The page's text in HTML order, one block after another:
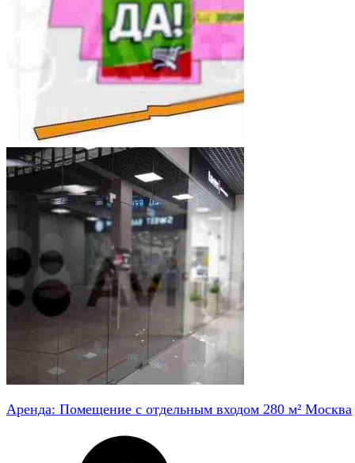
Аренда: Помещение с отдельным входом 280 м² Москва